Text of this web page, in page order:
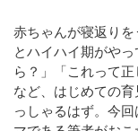
赤ちゃんが寝返り
とハイハイ期がや
ら？」「これって
など、はじめての
っしゃるはず。今